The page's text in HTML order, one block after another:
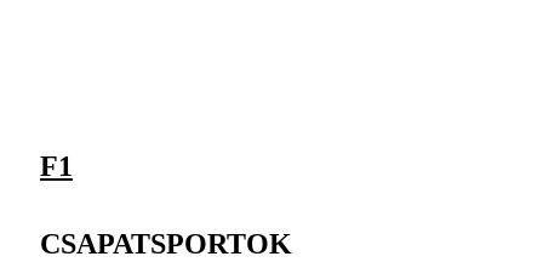
F1
CSAPATSPORTOK